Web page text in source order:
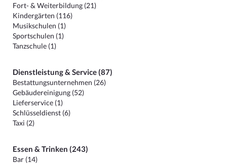
Fort- & Weiterbildung (21)
Kindergärten (116)
Musikschulen (1)
Sportschulen (1)
Tanzschule (1)
Dienstleistung & Service (87)
Bestattungsunternehmen (26)
Gebäudereinigung (52)
Lieferservice (1)
Schlüsseldienst (6)
Taxi (2)
Essen & Trinken (243)
Bar (14)